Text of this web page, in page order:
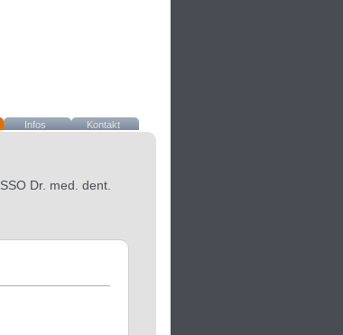
Infos Kontakt
Dr. med. dent.